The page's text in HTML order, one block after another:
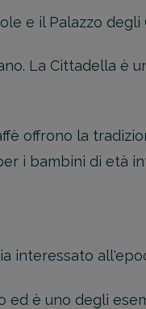
e il Palazzo degli
La Cittadella è
offrono la
i bambini di età
interessato
ed è uno degli